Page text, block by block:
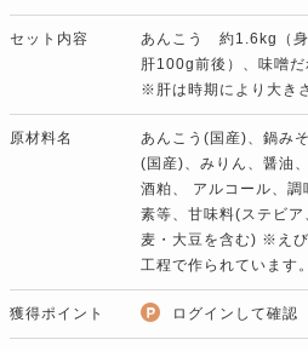
セット内容
あんこう 約1.6kg（身
肝100g前後）、味噌だ
※肝は時期により大き
原材料名
あんこう(国産)、鍋み
(国産)、みりん、醤油
酒粕、 アルコール、
素等、甘味料(ステビ
麦・大豆を含む) ※え
工程で作られています。
獲得ポイント ログインして確認